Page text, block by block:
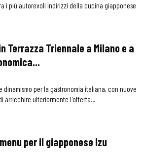
i più autorevoli indirizzi della cucina giapponese
Terrazza Triennale a Milano e a
dinamismo per la gastronomia italiana, con nuove
arricchire ulteriormente l'offerta...
per il giapponese Izu